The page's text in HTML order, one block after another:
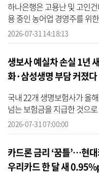
하나은행은 고용난 및 고인
용 중인 농어업 경영주를 위
대통장’을 출시했다고 31일
2026-07-31 14:18:13
생보사 예실차 손실 1년
화·삼성생명 부담 커졌다
국내 22개 생명보험사가 올
넘는 보험금을 지급한 것으
험사가 예상한 보험금을 뺀 값
2026-07-31 07:00:00
카드론 금리 ‘꿈틀’…현
우리카드 한 달 새